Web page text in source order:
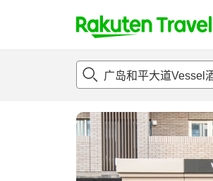
t
p
a
g
e
_
s
概况 客房及住宿套餐评论 亮点